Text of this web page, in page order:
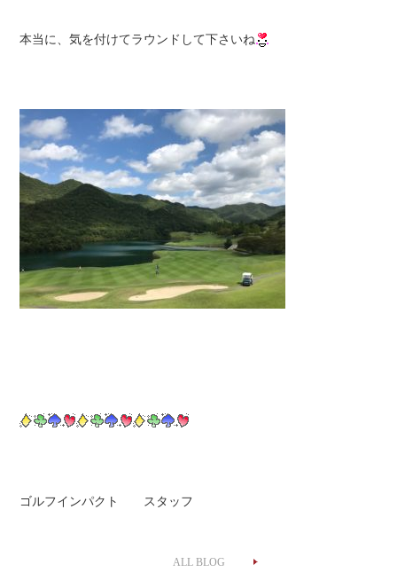
本当に、気を付けてラウンドして下さいね
ゴルフインパクト スタッフ
ALL BLOG